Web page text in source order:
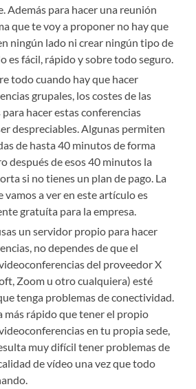
Además para hacer una reunión
que te voy a proponer no hay que
ningún lado ni crear ningún tipo de
es fácil, rápido y sobre todo seguro.
todo cuando hay que hacer
grupales, los costes de las
hacer estas conferencias
despreciables. Algunas permiten
de hasta 40 minutos de forma
después de esos 40 minutos la
si no tienes un plan de pago. La
vamos a ver en este artículo es
gratuíta para la empresa.
un servidor propio para hacer
no dependes de que el
del proveedor X
Zoom u otro cualquiera) esté
tenga problemas de conectividad.
más rápido que tener el propio
en tu propia sede,
muy difícil tener problemas de
de vídeo una vez que todo